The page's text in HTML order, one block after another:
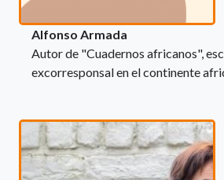
Alfonso Armada
Autor de "Cuadernos africanos",
excorresponsal en el continente